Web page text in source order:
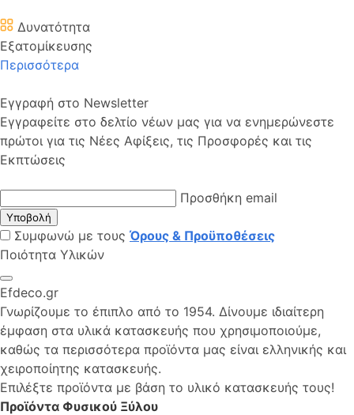
Δυνατότητα
Εξατομίκευσης
Περισσότερα
Εγγραφή στο Newsletter
Εγγραφείτε στο δελτίο νέων μας για να ενημερώνεστε
πρώτοι για τις Νέες Αφίξεις, τις Προσφορές και τις
Εκπτώσεις
Προσθήκη email
Υποβολή
Συμφωνώ με τους Όρους & Προϋποθέσεις
Ποιότητα Υλικών
Efdeco.gr
Γνωρίζουμε το έπιπλο από το 1954. Δίνουμε ιδιαίτερη
έμφαση στα υλικά κατασκευής που χρησιμοποιούμε,
καθώς τα περισσότερα προϊόντα μας είναι ελληνικής και
χειροποίητης κατασκευής.
Επιλέξτε προϊόντα με βάση το υλικό κατασκευής τους!
Προϊόντα Φυσικού Ξύλου